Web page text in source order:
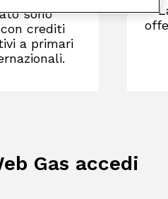
sono
crediti
a primari
Gas accedi